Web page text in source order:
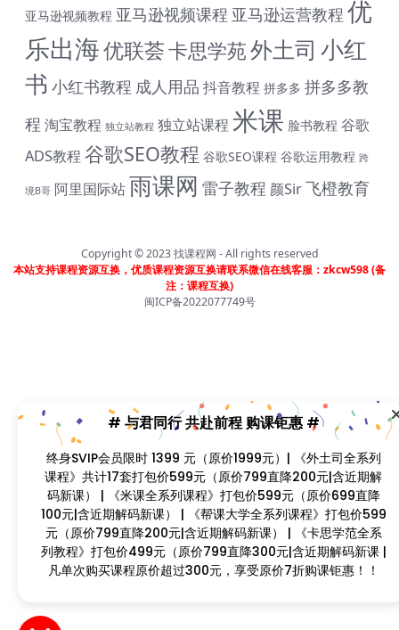
亚马逊视频教程 亚马逊视频课程 亚马逊运营教程 优
乐出海优联荟卡思学苑外土司 小红
书 小红书教程 成人用品 抖音教程 拼多多 拼多多教
程 淘宝教程 独立站教程 独立站课程 米课 脸书教程 谷歌
ADS教程 谷歌SEO教程 谷歌SEO课程 谷歌运用教程 跨
境B哥 阿里国际站雨课网 雷子教程 颜Sir飞橙教育
Copyright © 2023找课程网 - All rights reserved
本站支持课程资源互换，优质课程资源互换请联系微信在线客服：zkcw598 (备
注：课程互换)
闽ICP备2022077749号
首页 分类 会员 我的
终身SVIP会员限时 1399 元（原价1999元）| 《外土司全系
列课程》共计17套打包价599元（原价799直降200元|含近
期解码新课） | 《米课全系列课程》打包价599元（原价
原价7折购课钜惠！！